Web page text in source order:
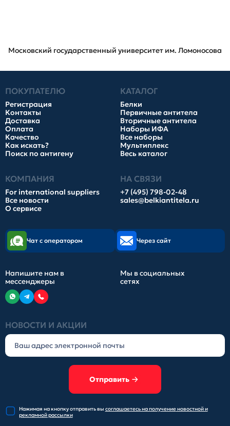
Московский государственный университет им. Ломоносова
ПОКУПАТЕЛЮ
Регистрация
Контакты
Доставка
Оплата
Качество
Как искать?
Поиск по антигену
КАТАЛОГ
Белки
Первичные антитела
Вторичные антитела
Наборы ИФА
Все наборы
Мультиплекс
Весь каталог
КОМПАНИЯ
For international suppliers
Все новости
О сервисе
НА СВЯЗИ
+7 (495) 798-02-48
sales@belkiantitela.ru
НОВОСТИ И АКЦИИ
Отправить
Нажимая на кнопку отправитьвы соглашаетесь на получениеновостной и
рекламной рассылки
Чат с оператором Через сайт
Напишите нам в
мессенджеры
Мы в социальных
сетях